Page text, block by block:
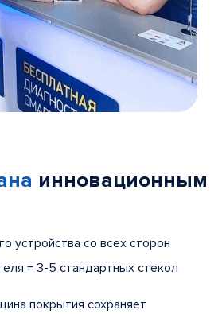
инновационным
устройства со всех сторон
= 3-5 стандартных стекол
покрытия сохраняет